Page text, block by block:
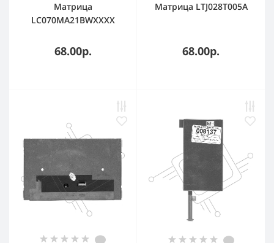
Матрица
LC070MA21BWXXXX
68.00р.
Матрица LTJ028T005A
68.00р.